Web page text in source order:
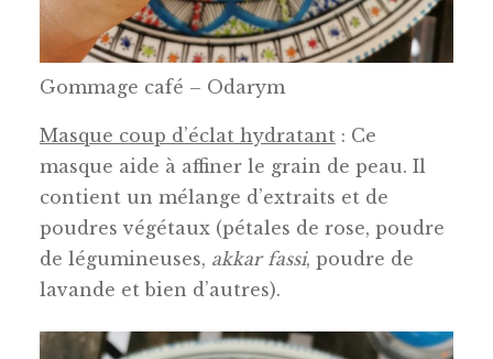
Gommage café – Odarym
Masque coup d’éclat hydratant: Ce
masque aide à affiner le grain de peau. Il
contient un mélange d’extraits et de
poudres végétaux (pétales de rose, poudre
de légumineuses, akkar fassi, poudre de
lavande et bien d’autres).